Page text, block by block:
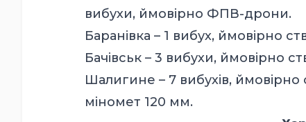
вибухи, ймовірно ФПВ-дрони.
Баранівка – 1 вибух, ймовірно
Бачівськ – 3 вибухи, ймовірно
Шалигине – 7 вибухів, ймовірно
міномет 120 мм.